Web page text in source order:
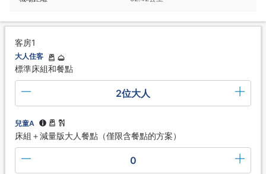
客房1
大人住客
標準床組和餐點
2位大人
兒童A
床組＋減量版大人餐點（僅限含餐點的方案）
0